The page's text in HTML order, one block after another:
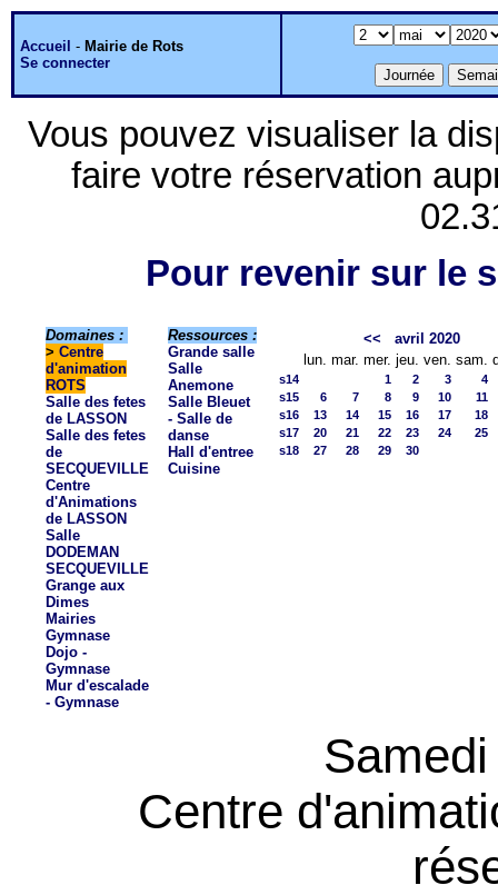
Accueil - Mairie de Rots
Se connecter
Vous pouvez visualiser la
faire votre réservation
Pour revenir sur le
Domaines :
> Centre
d'animation
ROTS
Salle des fetes
de LASSON
Salle des fetes
de
SECQUEVILLE
Centre
d'Animations
de LASSON
Salle
DODEMAN
SECQUEVILLE
Grange aux
Dimes
Mairies
Gymnase
Dojo -
Gymnase
Mur d'escalade
- Gymnase
Ressources :
Grande salle
Salle
Anemone
Salle Bleuet
- Salle de
danse
Hall d'entree
Cuisine
<<
avril 2020
lun. mar. mer. jeu. ven. sam.
s14 1 2 3
4
s15
6 7 8 9 10
11
s16
13 14 15 16 17
18
s17
20 21 22 23 24
25
s18
27 28 29 30
Centre